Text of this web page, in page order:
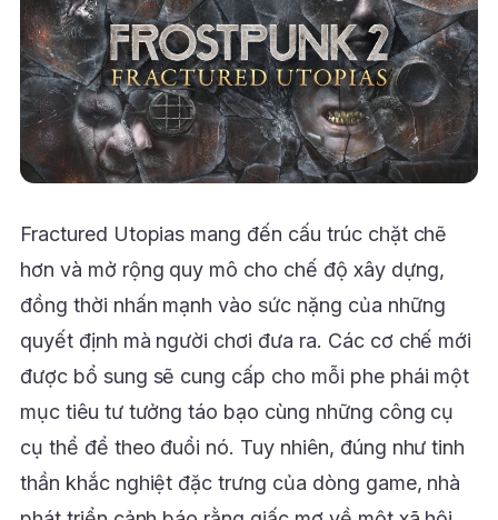
Fractured Utopias mang đến cấu trúc chặt chẽ
hơn và mở rộng quy mô cho chế độ xây dựng,
đồng thời nhấn mạnh vào sức nặng của những
quyết định mà người chơi đưa ra. Các cơ chế mới
được bổ sung sẽ cung cấp cho mỗi phe phái một
mục tiêu tư tưởng táo bạo cùng những công cụ
cụ thể để theo đuổi nó. Tuy nhiên, đúng như tinh
thần khắc nghiệt đặc trưng của dòng game, nhà